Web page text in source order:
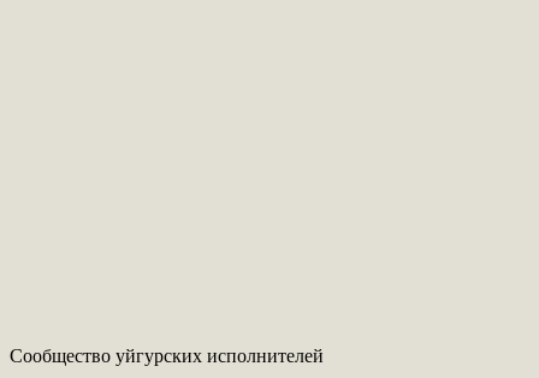
Сообщество уйгурских исполнителей